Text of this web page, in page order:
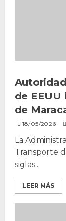
de
de
18/05/2026
La
Transporte
siglas...
LEER MÁS